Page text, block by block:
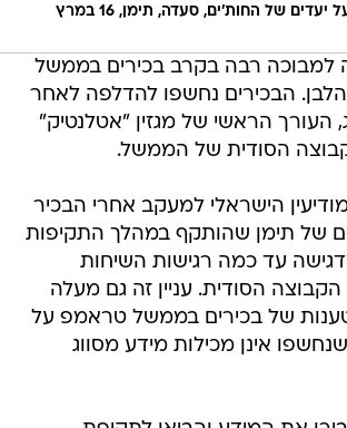
זירת תקיפת ארה"ב על יעדים של החות'ים, סעדה, תימן, 16 במרץ
למבוכה רבה בקרב בכירים בממשל
הבכירים נחשפו להדלפה לאחר
העורך הראשי של מגזין "אטלנטיק"
הסודית של הממשל.
הישראלי למעקב אחרי הבכיר
של תימן שהותקף במהלך התקיפות
עד כמה רגישות השיחות
הסודית. עניין זה גם מעלה
של בכירים בממשל טראמפ על
אינן מכילות מידע מסווג